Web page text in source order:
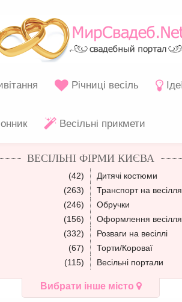
Річниці весіль
Весільні прикмети
ВЕСІЛЬНІ ФІРМИ КИЄВА
(42) Дитячі костюми
(263) Транспорт на весілля
(246) Обручки
(156) Оформлення весілля
(332) Розваги на весіллі
(67) Торти/Короваї
(115) Весільні портали
Вибрати інше місто